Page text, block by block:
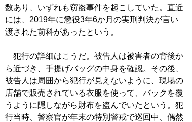
数あり、いずれも窃盗事件を起こしていた。直近
には、2019年に懲役3年6か月の実刑判決が言い
渡された前科があったという。
犯行の詳細はこうだ。被告人は被害者の背後か
ら近づき、手提げバッグの中身を確認。その後、
被告人は周囲から犯行が見えないように、現場の
店舗で販売されている衣服を使って、バックを覆
うように隠しながら財布を盗んでいたという。犯
行当時、警察官が年末の特別警戒で巡回中、偶然